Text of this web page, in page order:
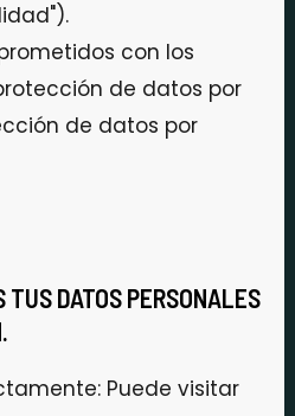
con los
de datos por
de datos por
TUS DATOS PERSONALES
Puede visitar